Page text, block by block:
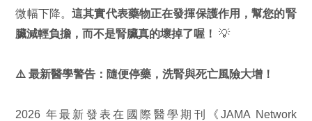
微幅下降。這其實代表藥物正在發揮保護作用，幫您的腎
臟減輕負擔，而不是腎臟真的壞掉了喔！ 💡
⚠️ 最新醫學警告：隨便停藥，洗腎與死亡風險大增！
2026 年最新發表在國際醫學期刊《JAMA Network